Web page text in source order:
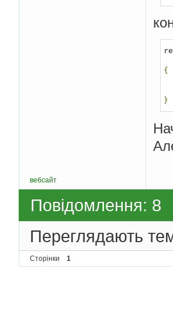
{
}
вебсайт
Повідомлення: 8
Переглядають
Сторінки 1